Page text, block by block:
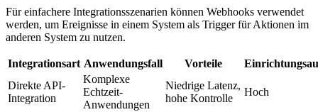
Für einfachere Integrationsszenarien können Webhooks verwendet
werden, um Ereignisse in einem System als Trigger für Aktionen im
anderen System zu nutzen.
Integrationsart Anwendungsfall Vorteile
Direkte API-
Integration
Komplexe
Echtzeit-
Anwendungen
Niedrige Latenz,
hohe Kontrolle
Hoch